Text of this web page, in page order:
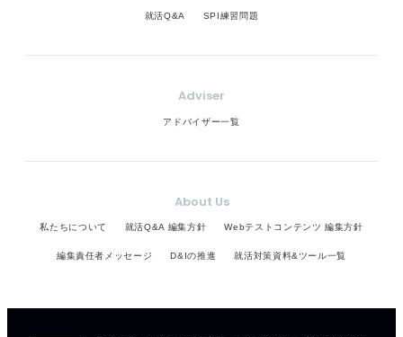
就活Q&A SPI練習問題
Adviser
アドバイザー一覧
About Us
私たちについて 就活Q&A 編集方針 Webテストコンテンツ 編集方針
編集責任者メッセージ D&Iの推進 就活対策資料&ツール一覧